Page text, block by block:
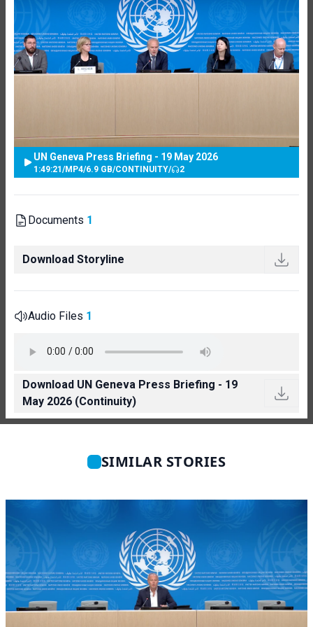
UN Geneva Press Briefing - 19 May 2026
1:49:21 /MP4/6.9 GB/CONTINUITY/ 2
Documents 1
Download Storyline
Audio Files 1
Download UN Geneva Press Briefing - 19
May 2026 (Continuity)
SIMILAR STORIES